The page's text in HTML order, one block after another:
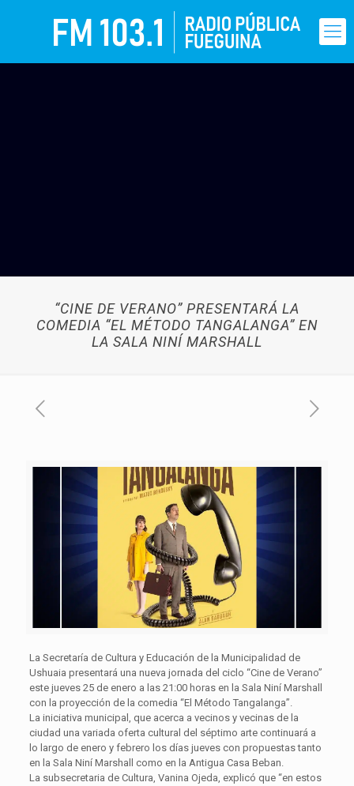
“CINE DE VERANO” PRESENTARÁ LA
COMEDIA “EL MÉTODO TANGALANGA” EN
LA SALA NINÍ MARSHALL
La Secretaría de Cultura y Educación de la Municipalidad de
Ushuaia presentará una nueva jornada del ciclo “Cine de Verano”
este jueves 25 de enero a las 21:00 horas en la Sala Niní Marshall
con la proyección de la comedia “El Método Tangalanga”.
La iniciativa municipal, que acerca a vecinos y vecinas de la
ciudad una variada oferta cultural del séptimo arte continuará a
lo largo de enero y febrero los días jueves con propuestas tanto
en la Sala Niní Marshall como en la Antigua Casa Beban.
La subsecretaria de Cultura, Vanina Ojeda, explicó que “en estos